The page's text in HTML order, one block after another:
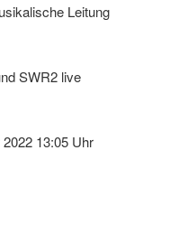
Leitung
SWR2 live
13:05 Uhr